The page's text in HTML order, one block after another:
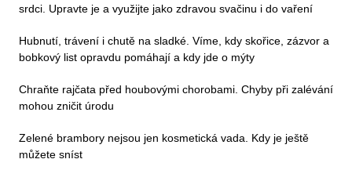
srdci. Upravte je a využijte jako zdravou svačinu i do vaření
Hubnutí, trávení i chutě na sladké. Víme, kdy skořice, zázvor a
bobkový list opravdu pomáhají a kdy jde o mýty
Chraňte rajčata před houbovými chorobami. Chyby při zalévání
mohou zničit úrodu
Zelené brambory nejsou jen kosmetická vada. Kdy je ještě
můžete sníst